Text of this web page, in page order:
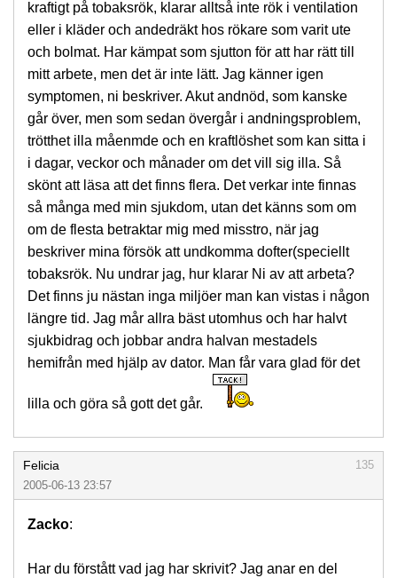
kraftigt på tobaksrök, klarar alltså inte rök i ventilation
eller i kläder och andedräkt hos rökare som varit ute
och bolmat. Har kämpat som sjutton för att har rätt till
mitt arbete, men det är inte lätt. Jag känner igen
symptomen, ni beskriver. Akut andnöd, som kanske
går över, men som sedan övergår i andningsproblem,
trötthet illa måenmde och en kraftlöshet som kan sitta i
i dagar, veckor och månader om det vill sig illa. Så
skönt att läsa att det finns flera. Det verkar inte finnas
så många med min sjukdom, utan det känns som om
om de flesta betraktar mig med misstro, när jag
beskriver mina försök att undkomma dofter(speciellt
tobaksrök. Nu undrar jag, hur klarar Ni av att arbeta?
Det finns ju nästan inga miljöer man kan vistas i någon
längre tid. Jag mår allra bäst utomhus och har halvt
sjukbidrag och jobbar andra halvan mestadels
hemifrån med hjälp av dator. Man får vara glad för det
lilla och göra så gott det går.
Felicia
135
2005-06-13 23:57
Zacko:
Har du förstått vad jag har skrivit? Jag anar en del